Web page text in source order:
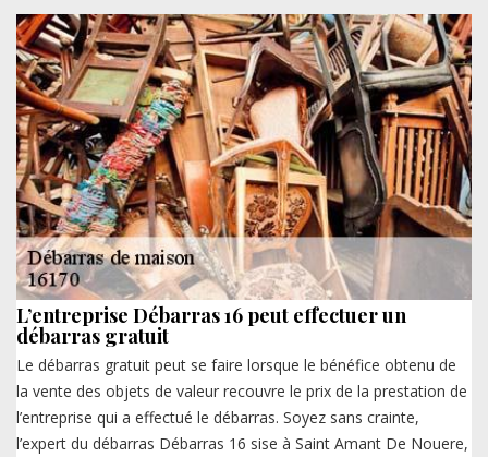
L’entreprise Débarras 16 peut effectuer un
débarras gratuit
Le débarras gratuit peut se faire lorsque le bénéfice obtenu de
la vente des objets de valeur recouvre le prix de la prestation de
l’entreprise qui a effectué le débarras. Soyez sans crainte,
l’expert du débarras Débarras 16 sise à Saint Amant De Nouere,